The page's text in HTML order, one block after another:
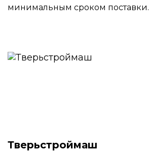
минимальным сроком поставки.
Тверьстроймаш